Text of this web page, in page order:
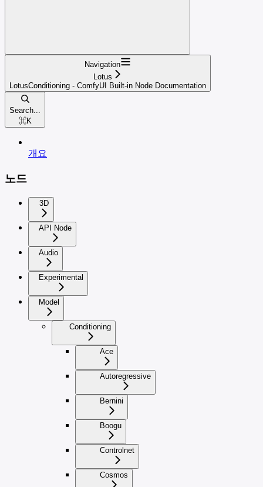
Navigation
Lotus
LotusConditioning - ComfyUI Built-in Node Documentation
Search...
⌘K
개요
노드
3D
API Node
Audio
Experimental
Model
Conditioning
Ace
Autoregressive
Bernini
Boogu
Controlnet
Cosmos